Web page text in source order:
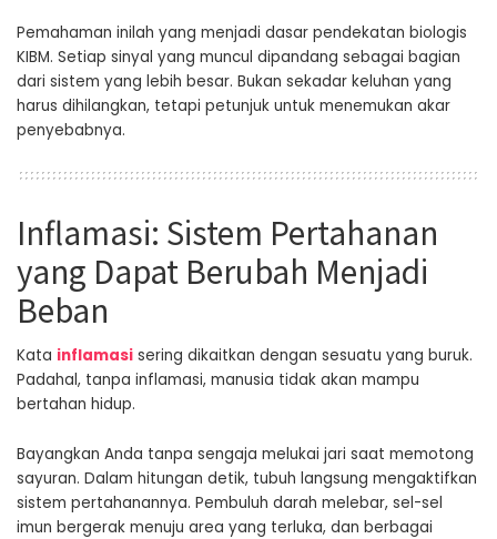
Pemahaman inilah yang menjadi dasar pendekatan biologis
KIBM. Setiap sinyal yang muncul dipandang sebagai bagian
dari sistem yang lebih besar. Bukan sekadar keluhan yang
harus dihilangkan, tetapi petunjuk untuk menemukan akar
penyebabnya.
Inflamasi: Sistem Pertahanan
yang Dapat Berubah Menjadi
Beban
Kata inflamasi sering dikaitkan dengan sesuatu yang buruk.
Padahal, tanpa inflamasi, manusia tidak akan mampu
bertahan hidup.
Bayangkan Anda tanpa sengaja melukai jari saat memotong
sayuran. Dalam hitungan detik, tubuh langsung mengaktifkan
sistem pertahanannya. Pembuluh darah melebar, sel-sel
imun bergerak menuju area yang terluka, dan berbagai